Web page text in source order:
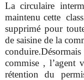
La circulaire
maintenu cette
supprimé pour
de saisine de la
commise , l’agent
rétention du